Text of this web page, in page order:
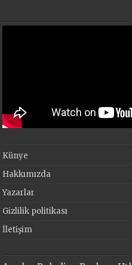
Künye
Hakkımızda
Yazarlar
Gizlilik politikası
İletişim